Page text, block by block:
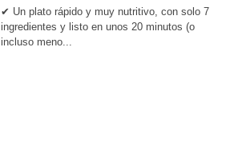
✔ Un plato rápido y muy nutritivo, con solo 7
ingredientes y listo en unos 20 minutos (o
incluso meno...